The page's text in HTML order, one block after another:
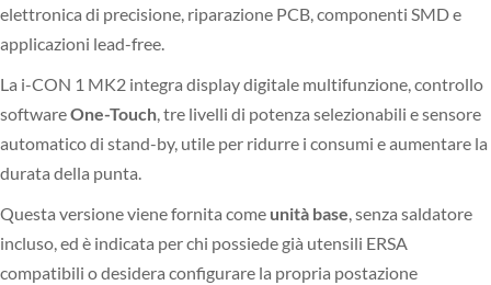
elettronica di precisione, riparazione PCB, componenti SMD e
applicazioni lead-free.
La i-CON 1 MK2 integra display digitale multifunzione, controllo
softwareOne-Touch, tre livelli di potenza selezionabili e sensore
automatico di stand-by, utile per ridurre i consumi e aumentare la
durata della punta.
Questa versione viene fornita come unità base, senza saldatore
incluso, ed è indicata per chi possiede già utensili ERSA
compatibili o desidera configurare la propria postazione